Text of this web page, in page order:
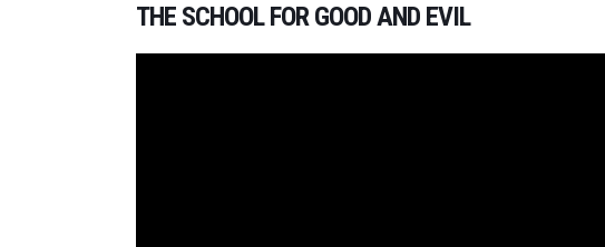
THE SCHOOL FOR GOOD AND EVIL